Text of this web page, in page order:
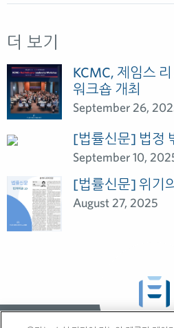
더 보기
KCMC, 제임스 리
워크숍 개최
September 26,
[법률신문] 법정
September 10,
[법률신문] 위기
August 27, 2025